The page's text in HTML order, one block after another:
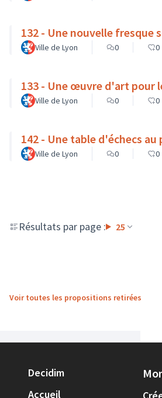
132 - Une nouvelle fresque
Ville de Lyon 0 0
133 - Une œuvre d'art pour
Ville de Lyon 0 0
142 - Une table d'échecs au
Ville de Lyon 0 0
Résultats par page : 25
Voir toutes les propositions retirées
Decidim
Accueil